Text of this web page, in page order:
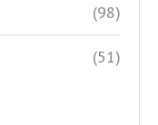
(98)
(51)